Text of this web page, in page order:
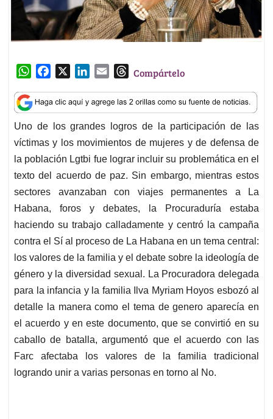
W
a
t
s
A
p
p
c
e
b
o
o
k
n
k
e
d
I
n
a
i
l
T
r
e
a
d
s
Compártelo
Uno de los grandes logros de la participación de las
víctimas y los movimientos de mujeres y de defensa de
la población Lgtbi fue lograr incluir su problemática en el
texto del acuerdo de paz. Sin embargo, mientras estos
sectores avanzaban con viajes permanentes a La
Habana, foros y debates, la Procuraduría estaba
haciendo su trabajo calladamente y centró la campaña
contra el Sí al proceso de La Habana en un tema central:
los valores de la familia y el debate sobre la ideología de
género y la diversidad sexual. La Procuradora delegada
para la infancia y la familia Ilva Myriam Hoyos esbozó al
detalle la manera como el tema de genero aparecía en
el acuerdo y en este documento, que se convirtió en su
caballo de batalla, argumentó que el acuerdo con las
Farc afectaba los valores de la familia tradicional
logrando unir a varias personas en torno al No.